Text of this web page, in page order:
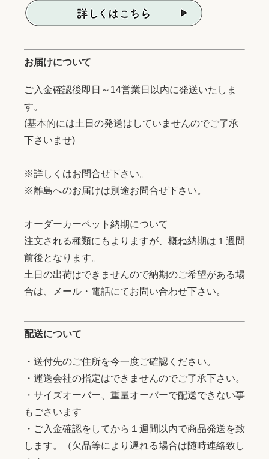
お届けについて
ご入金確認後即日～14営業日以内に発送いたしま
す。
(基本的には土日の発送はしていませんのでご了承
下さいませ)
※詳しくはお問合せ下さい。
※離島へのお届けは別途お問合せ下さい。
オーダーカーペット納期について
注文される種類にもよりますが、概ね納期は１週間
前後となります。
土日の出荷はできませんので納期のご希望がある場
合は、メール・電話にてお問い合わせ下さい。
配送について
・送付先のご住所を今一度ご確認ください。
・運送会社の指定はできませんのでご了承下さい。
・サイズオーバー、重量オーバーで配送できない事
もごさいます
・ご入金確認をしてから１週間以内で商品発送を致
します。（欠品等により遅れる場合は随時連絡致し